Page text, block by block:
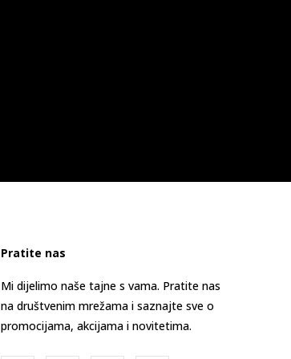
Pratite nas
Mi dijelimo naše tajne s vama. Pratite nas
na društvenim mrežama i saznajte sve o
promocijama, akcijama i novitetima.